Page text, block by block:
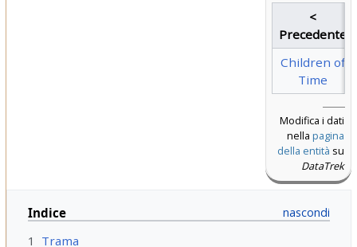
<
Precedente
Children of
Time
Modifica i dati
nella pagina
della entità su
DataTrek
Indice
1
Trama